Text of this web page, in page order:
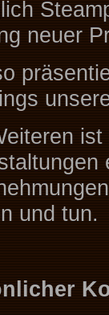
neuer
und tun.